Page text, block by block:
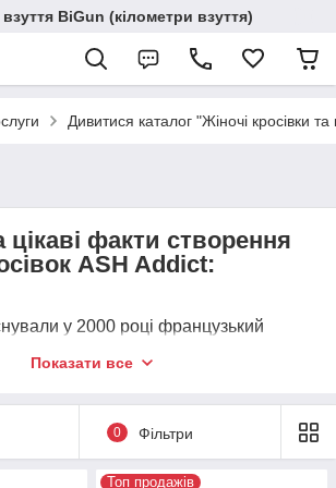
взуття BiGun (кілометри взуття)
Дивитися каталог "Жіночі кросівки та
цікаві факти створення
ASH Addict:
у 2000 році французький
Саме тому в кросівках Addict
— це одна з найвідоміших
французького бренду ASH, яка
Показати все
0 Фільтри
Топ продажів